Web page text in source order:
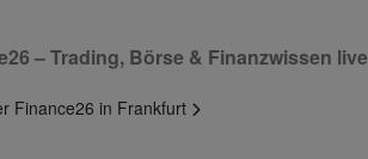
– Trading, Börse & Finanzwissen live
Finance26 in Frankfurt